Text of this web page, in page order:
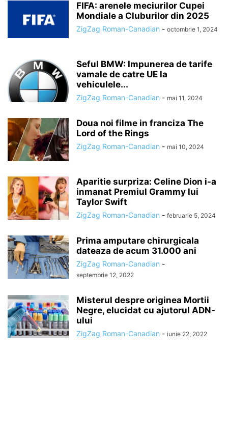
FIFA: arenele meciurilor Cupei
Mondiale a Cluburilor din 2025
ZigZag Roman-Canadian - octombrie 1, 2024
Seful BMW: Impunerea de tarife
vamale de catre UE la
vehiculele...
ZigZag Roman-Canadian - mai 11, 2024
Doua noi filme in franciza The
Lord of the Rings
ZigZag Roman-Canadian - mai 10, 2024
Aparitie surpriza: Celine Dion i-a
inmanat Premiul Grammy lui
Taylor Swift
ZigZag Roman-Canadian - februarie 5, 2024
Prima amputare chirurgicala
dateaza de acum 31.000 ani
ZigZag Roman-Canadian -
septembrie 12, 2022
Misterul despre originea Mortii
Negre, elucidat cu ajutorul ADN-
ului
ZigZag Roman-Canadian - iunie 22, 2022